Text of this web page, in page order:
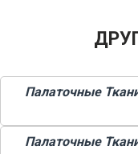
Палаточные
Палаточные